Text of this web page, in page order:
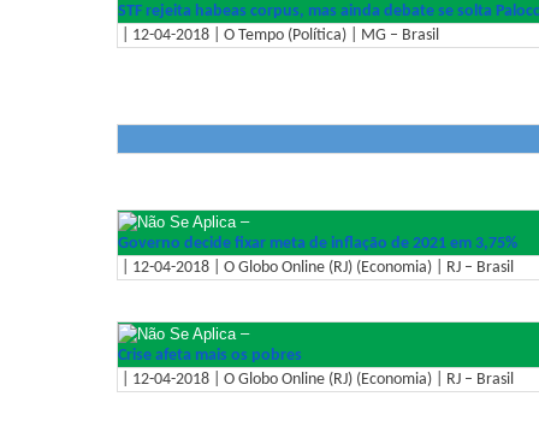
STF rejeita habeas corpus, mas ainda debate se solta
| 12-04-2018 | O Tempo (Política) | MG – Brasil
–
Governo decide fixar meta de inflação de 2021 em 3,75%
| 12-04-2018 | O Globo Online (RJ) (Economia) | RJ – Brasil
–
Crise afeta mais os pobres
| 12-04-2018 | O Globo Online (RJ) (Economia) | RJ – Brasil